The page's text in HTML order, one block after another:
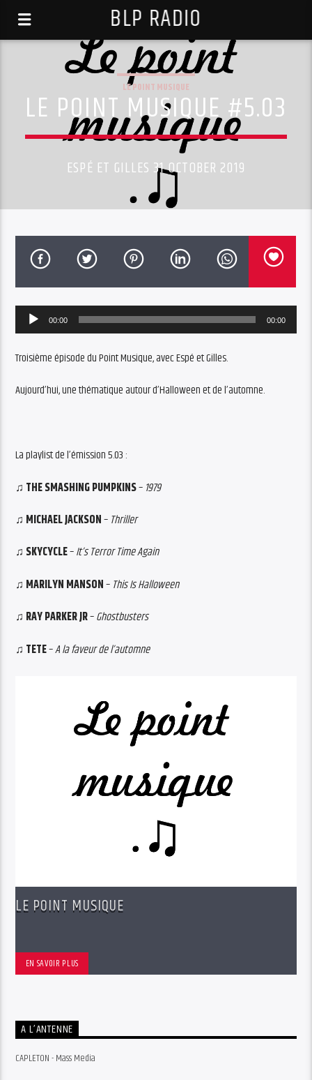
BLP RADIO
LE POINT MUSIQUE
LE POINT MUSIQUE #5.03
ESPÉ ET GILLES 31 OCTOBER 2019
Audio
Player
00:00 00:00
Troisième épisode du Point Musique, avec Espé et Gilles.
Aujourd’hui, une thématique autour d’Halloween et de l’automne.
La playlist de l’émission 5.03 :
♫ THE SMASHING PUMPKINS– 1979
♫ MICHAEL JACKSON– Thriller
♫ SKYCYCLE–It’s Terror Time Again
♫ MARILYN MANSON– This Is Halloween
♫ RAY PARKER JR–Ghostbusters
♫ TETE–A la faveur de l’automne
LE POINT MUSIQUE
EN SAVOIR PLUS
A L’ANTENNE
CAPLETON - Mass Media